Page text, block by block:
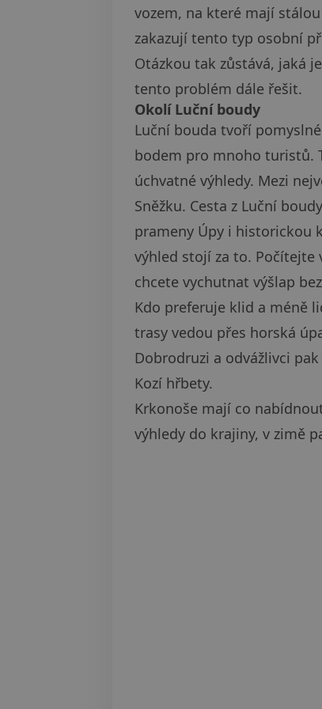
vozem, na které mají
zakazují tento typ osobní
Otázkou tak zůstává, jaká
tento problém dále řešit.
Okolí Luční boudy
Luční bouda tvoří
bodem pro mnoho turistů.
úchvatné výhledy. Mezi
Sněžku. Cesta z Luční
prameny Úpy i historickou
výhled stojí za to.
chcete vychutnat výšlap
Kdo preferuje klid a méně
trasy vedou přes horská
Dobrodruzi a odvážlivci
Kozí hřbety.
Krkonoše mají co
výhledy do krajiny, v zimě